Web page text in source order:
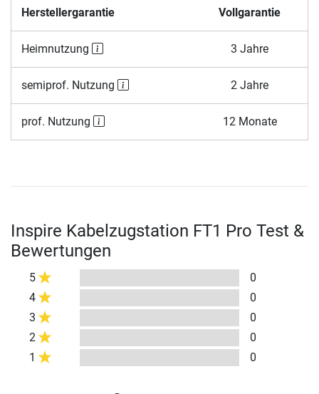
Herstellergarantie Vollgarantie
Heimnutzung 3 Jahre
semiprof. Nutzung 2 Jahre
prof. Nutzung 12 Monate
Inspire Kabelzugstation FT1 Pro Test &
Bewertungen
5
0
4
0
3
0
2
0
1
0